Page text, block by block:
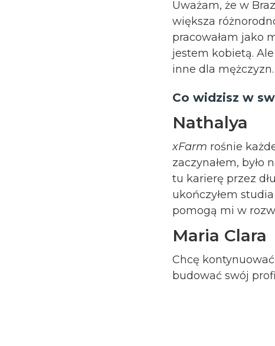
Uważam, że w
większa
pracowałam jako
jestem kobietą.
inne dla
Co widzisz w
Nathalya
xFarm rośnie
zaczynałem, było
tu karierę przez
ukończyłem
pomogą mi w
Maria Clara
Chcę
budować swój